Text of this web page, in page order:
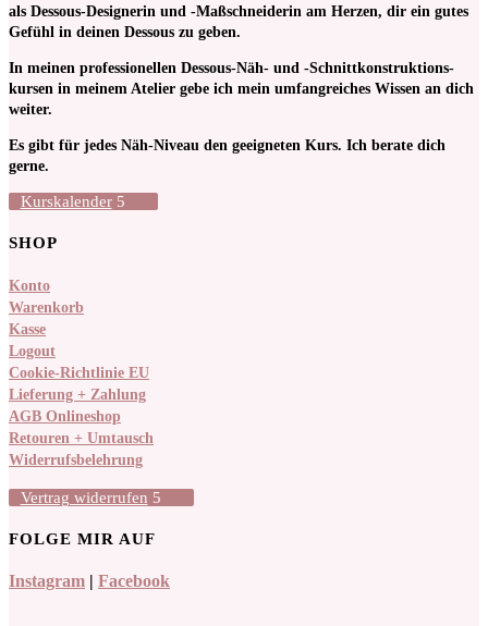
als Dessous-Designerin und -Maßschneiderin am Herzen, dir ein gutes
Gefühl in deinen Dessous zu geben.
In meinen pro­fessionellen Dessous-Näh- und -Schnitt­kon­struktions­
kursen in meinem Atelier gebe ich mein umfangreiches Wissen an dich
weiter.
Es gibt für jedes Näh-Niveau den geeigneten Kurs. Ich berate dich
gerne.
Kurskalender
SHOP
Konto
Warenkorb
Kasse
Logout
Cookie-Richtlinie EU
Lieferung + Zahlung
AGB Onlineshop
Retouren + Umtausch
Widerrufsbelehrung
Vertrag widerrufen
FOLGE MIR AUF
Instagram | Facebook